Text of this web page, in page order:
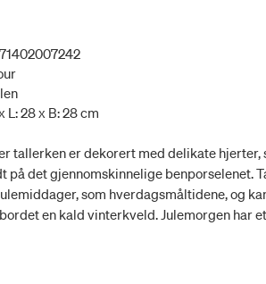
L: 28 x B: 28 cm
tallerken er dekorert med delikate
på det gjennomskinnelige benporselenet.
som hverdagsmåltidene, og
en kald vinterkveld. Julemorgen har
inspirere nye generasjoners